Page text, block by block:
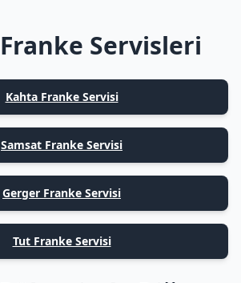
Servisleri
Kahta Franke Servisi
Samsat Franke Servisi
Gerger Franke Servisi
Tut Franke Servisi